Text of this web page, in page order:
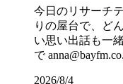
今日のリサーチ
りの屋台で、ど
い思い出話も一
で
2026/8/4